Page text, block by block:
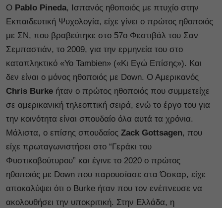
Ο Pablo Pineda, Ισπανός ηθοποιός με πτυχίο στην
Εκπαιδευτική Ψυχολογία, είχε γίνει ο πρώτος ηθοποιός
με ΣΝ, που βραβεύτηκε στο 57ο Φεστιβάλ του Σαν
Σεμπαστιάν, το 2009, για την ερμηνεία του στο
καταπληκτικό «Yo Tambien» («Κι Εγώ Επίσης»). Και
δεν είναι ο μόνος ηθοποιός με Down. Ο Αμερικανός
Chris Burke ήταν ο πρώτος ηθοποιός που συμμετείχε
σε αμερικανική τηλεοπτική σειρά, ενώ το έργο του για
την κοινότητα είναι σπουδαίο όλα αυτά τα χρόνια.
Μάλιστα, ο επίσης σπουδαίος Zack Gottsagen, που
είχε πρωταγωνιστήσει στο “Γεράκι του
Φυστικοβούτυρου” και έγινε το 2020 ο πρώτος
ηθοποιός με Down που παρουσίασε στα Όσκαρ, είχε
αποκαλύψει ότι ο Burke ήταν που τον ενέπνευσε να
ακολουθήσει την υποκριτική. Στην Ελλάδα, η